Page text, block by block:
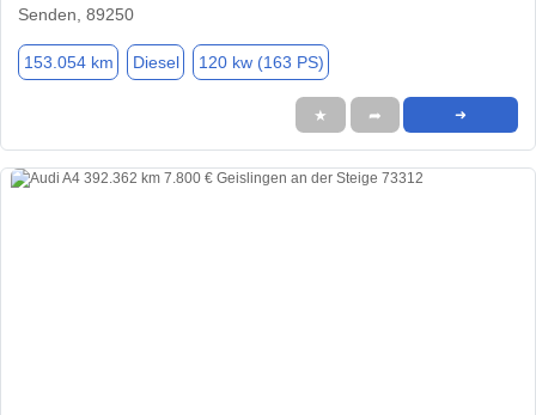
Senden, 89250
153.054 km Diesel 120 kw (163 PS)
★ ➦ ➜